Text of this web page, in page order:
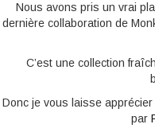
Nous avons pris un vrai
dernière collaboration de
C’est une collection
Donc je vous laisse
par